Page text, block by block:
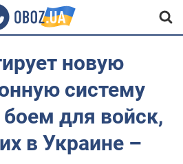
новую
систему
для войск,
в Украине –